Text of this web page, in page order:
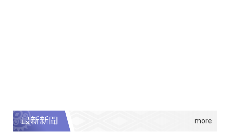
最新新聞